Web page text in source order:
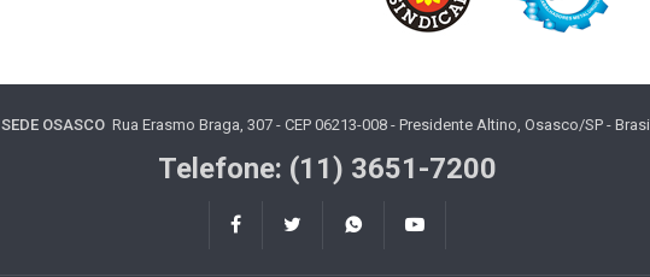
SEDE OSASCORua Erasmo Braga, 307 - CEP 06213-008 - Presidente Altino, Osasco/SP - Brasil
Telefone: (11) 3651-7200